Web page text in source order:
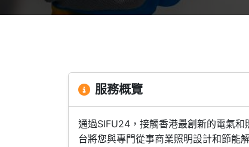
服務概覽
通過SIFU24，接觸香港最創新的電氣
台將您與專門從事商業照明設計和節能